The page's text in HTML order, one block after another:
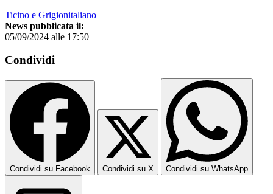
Ticino e Grigionitaliano
News pubblicata il:
05/09/2024 alle 17:50
Condividi
Condividi su Facebook Condividi su X Condividi su WhatsApp